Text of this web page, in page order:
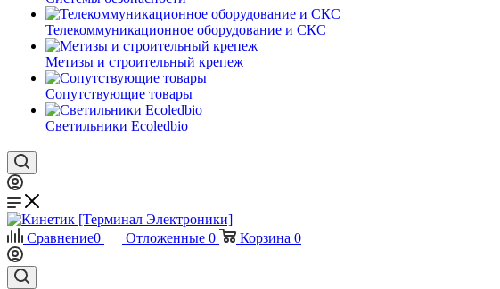
Телекоммуникационное оборудование и СКС
Метизы и строительный крепеж
Сопутствующие товары
Светильники Ecoledbio
Сравнение0 Отложенные 0 Корзина 0